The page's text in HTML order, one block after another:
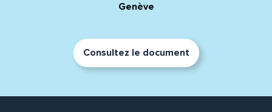
Genève
Consultez le document
Adresse e-mail*